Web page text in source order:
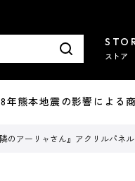
ストア
熊本地震の影響による
のアーリャさん』アクリルパネ